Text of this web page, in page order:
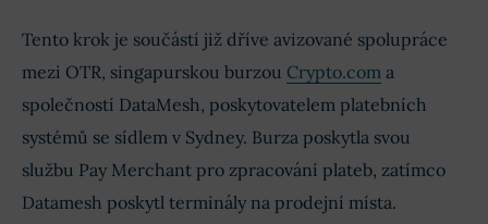
Tento krok je součástí již dříve avizované spolupráce
mezi OTR, singapurskou burzou Crypto.com a
společností DataMesh, poskytovatelem platebních
systémů se sídlem v Sydney. Burza poskytla svou
službu Pay Merchant pro zpracování plateb, zatímco
Datamesh poskytl terminály na prodejní místa.